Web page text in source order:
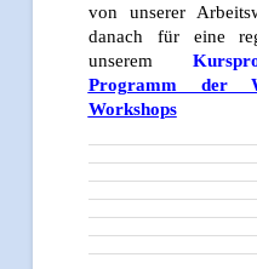
von unserer
danach für eine
unserem
Programm der
Workshops